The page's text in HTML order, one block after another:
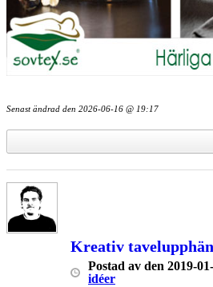
Senast ändrad den 2026-06-16 @ 19:17
Kreativ
Postad av den 2019-
idéer